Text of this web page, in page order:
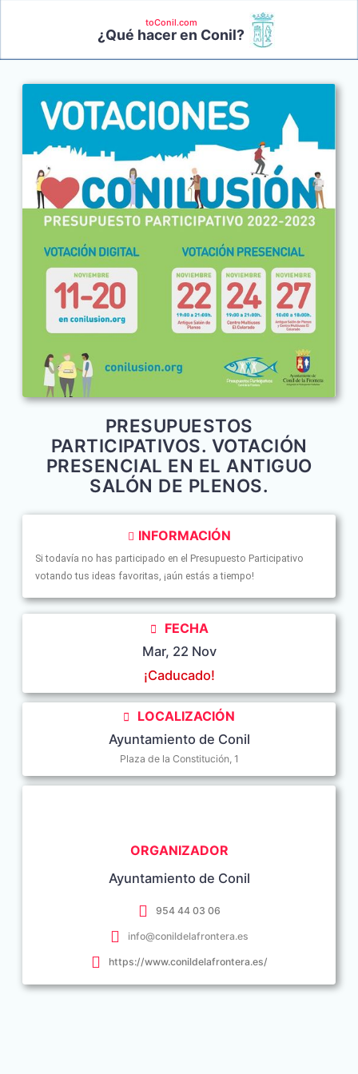
toConil.com
¿Qué hacer en Conil?
PRESUPUESTOS
PARTICIPATIVOS. VOTACIÓN
PRESENCIAL EN EL ANTIGUO
SALÓN DE PLENOS.
INFORMACIÓN
Si todavía no has participado en el Presupuesto Participativo
votando tus ideas favoritas, ¡aún estás a tiempo!
FECHA
Mar, 22 Nov
¡Caducado!
LOCALIZACIÓN
Ayuntamiento de Conil
Plaza de la Constitución, 1
ORGANIZADOR
Ayuntamiento de Conil
954 44 03 06
info@conildelafrontera.es
https://www.conildelafrontera.es/